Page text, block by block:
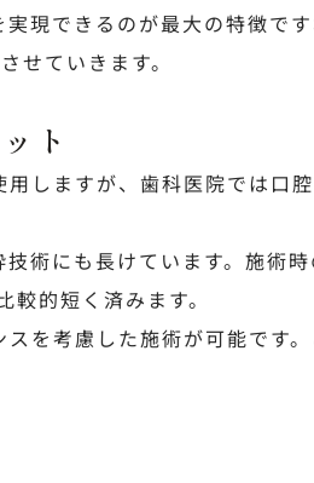
現できるのが最大の特徴で
せていきます。
ト
しますが、歯科医院では口
術にも長けています。施術
的短く済みます。
を考慮した施術が可能です